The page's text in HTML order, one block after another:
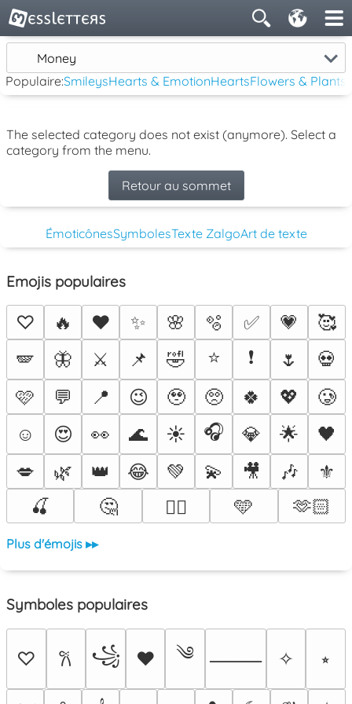
Money
Populaire:SmileysHearts & EmotionHeartsFlowers & Plants
The selected category does not exist (anymore). Select a
category from the menu.
Retour au sommet
ÉmoticônesSymbolesTexte ZalgoArt de texte
Emojis populaires
♡ 🔥 ❤️ ✨ 🌸 🫧 ✅ 💗
🥰
🪽
🦋 ⚔️ 📌 🤣 ⭐ ❗ 🌷
💀
🩷
💬 📍 😉 🥹 🥺 🍀 💖
🥲
☺️
😍 👀 🌊 ☀️ 🎧 💎 🌟
🖤
💋
🌿 👑 😂 💚 💫 🎥 🎶
⚜️
🍒
🤔 ❤️‍🔥 🩵 🫶🏻
Plus d'émojis ▸▸
Symboles populaires
♡ 𐙚 ꧁ ♥ ༄ ⸻ ✧ ⭒